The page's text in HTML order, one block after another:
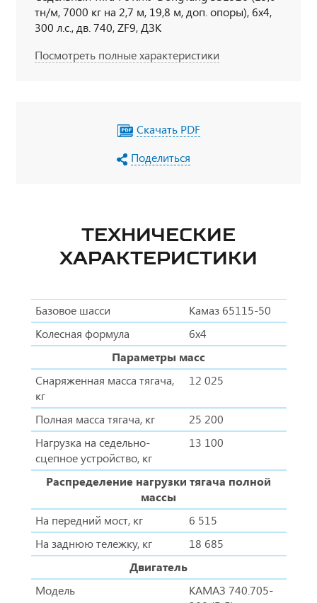
тн/м, 7000 кг на 2,7 м, 19,8 м, доп. опоры), 6х4,
300 л.с., дв. 740, ZF9, ДЗК
Посмотреть полные характеристики
Скачать PDF
Поделиться
ТЕХНИЧЕСКИЕ
ХАРАКТЕРИСТИКИ
Базовое шасси
Камаз 65115-50
Колесная формула
6x4
Параметры масс
Снаряженная масса тягача,
кг
12 025
Полная масса тягача, кг
25 200
Нагрузка на седельно-
сцепное устройство, кг
13 100
Распределение нагрузки тягача полной
массы
На передний мост, кг
6 515
На заднюю тележку, кг
18 685
Двигатель
Модель
КАМАЗ 740.705-